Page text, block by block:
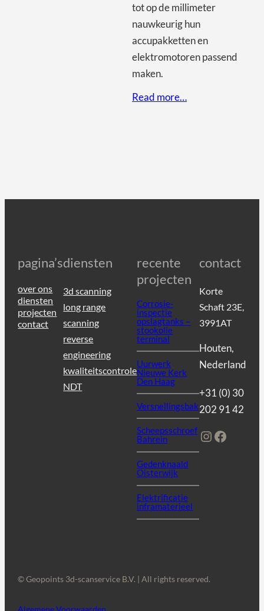
tot op de millimeter
nauwkeurig hun
accupakketten en
elektromotoren passend
maken.
Read more…
pagina’s
over ons
diensten
projecten
contact
diensten
3d scanning
long range
scanning
reverse
engineering
kwaliteitscontrole
NDT
recente
projecten
Corrosie-
inspectie
opslagtanks –
stookolie
terminal
Uurwerk
Nieuwe Kerk
Den Haag
Versnellingsbak
Scheepsschroef
Bahrein
Gedenknaald
Oisterwijk
Elektrificatie
inframaterieel
contact
Korte
Schaft 23E,
3991AT
Houten,
Nederland
+31 (0) 30
202 91 42
Instagram
© Geopoints 3d-scanservice B.V. | All rights reserved.
Algemene Voorwaarden